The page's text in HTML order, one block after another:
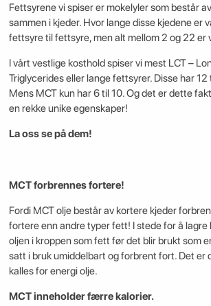
Fettsyrene vi spiser er mokelyler som består
sammen i kjeder. Hvor lange disse kjedene er
fettsyre til fettsyre, men alt mellom 2 og 22 er
I vårt vestlige kosthold spiser vi mest LCT –
Triglycerides eller lange fettsyrer. Disse har 12
Mens MCT kun har 6 til 10. Og det er dette
en rekke unike egenskaper!
La oss se på dem!
MCT forbrennes fortere!
Fordi MCT olje består av kortere kjeder
fortere enn andre typer fett! I stede for å lagre
oljen i kroppen som fett før det blir brukt som
satt i bruk umiddelbart og forbrent fort. Det er
kalles for energi olje.
MCT inneholder færre kalorier.